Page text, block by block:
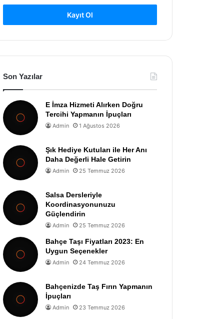
Kayıt Ol
Son Yazılar
E İmza Hizmeti Alırken Doğru
Tercihi Yapmanın İpuçları
Admin 1 Ağustos 2026
Şık Hediye Kutuları ile Her Anı
Daha Değerli Hale Getirin
Admin 25 Temmuz 2026
Salsa Dersleriyle
Koordinasyonunuzu
Güçlendirin
Admin 25 Temmuz 2026
Bahçe Taşı Fiyatları 2023: En
Uygun Seçenekler
Admin 24 Temmuz 2026
Bahçenizde Taş Fırın Yapmanın
İpuçları
Admin 23 Temmuz 2026